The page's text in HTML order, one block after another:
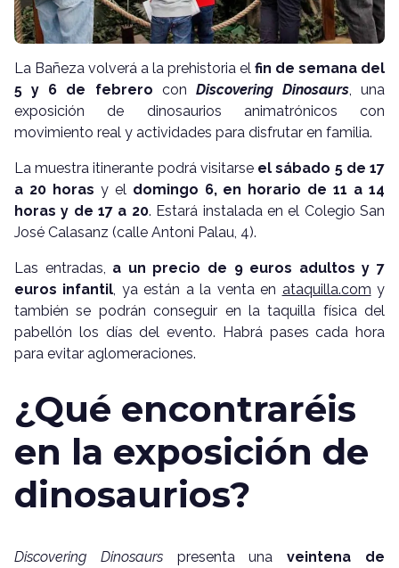
La Bañeza volverá a la prehistoria el fin de semana del
5 y 6 de febrero con Discovering Dinosaurs, una
exposición de dinosaurios animatrónicos con
movimiento real y actividades para disfrutar en familia.
La muestra itinerante podrá visitarse el sábado 5 de 17
a 20 horas y el domingo 6, en horario de 11 a 14
horas y de 17 a 20. Estará instalada en el Colegio San
José Calasanz (calle Antoni Palau, 4).
Las entradas, a un precio de 9 euros adultos y 7
euros infantil, ya están a la venta en ataquilla.com y
también se podrán conseguir en la taquilla física del
pabellón los días del evento. Habrá pases cada hora
para evitar aglomeraciones.
¿Qué encontraréis
en la exposición de
dinosaurios?
Discovering Dinosaurspresenta unaveintena de